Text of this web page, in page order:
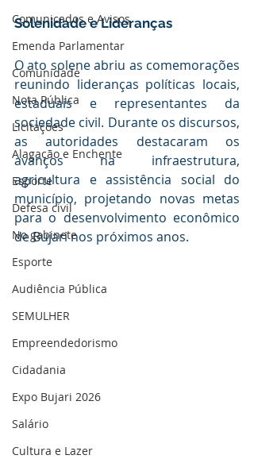
Comunicados e Avisos
Emenda Parlamentar
Comunidade
Nota Pública
Licitações
Alagação e Enchente
Esporte
Defesa civil
No gabinete
Esporte
Audiência Pública
SEMULHER
Empreendedorismo
Cidadania
Expo Bujari 2026
Salário
Cultura e Lazer
Solenidade e Lideranças
O ato solene abriu as comemorações
reunindo lideranças políticas locais,
estaduais e representantes da
sociedade civil. Durante os discursos,
as autoridades destacaram os
avanços na infraestrutura,
agricultura e assistência social do
município, projetando novas metas
para o desenvolvimento econômico
de Bujari nos próximos anos.